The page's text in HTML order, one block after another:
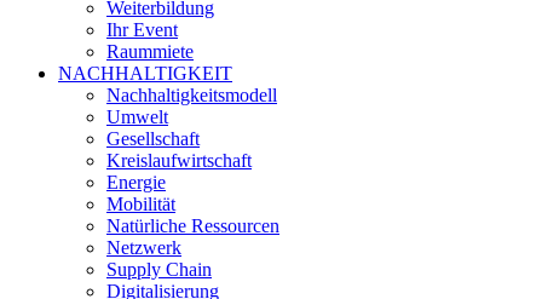
Weiterbildung
Ihr Event
Raummiete
NACHHALTIGKEIT
Nachhaltigkeitsmodell
Umwelt
Gesellschaft
Kreislaufwirtschaft
Energie
Mobilität
Natürliche Ressourcen
Netzwerk
Supply Chain
Digitalisierung